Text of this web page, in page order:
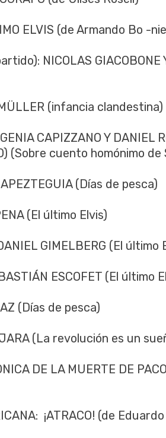
ELVIS (de Armando Bo -
NICOLAS GIACOBONE
(infancia clandestina)
CAPIZZANO Y DANIEL
(Sobre cuento homónimo de
(Días de pesca)
(El último Elvis)
GIMELBERG (El último
ESCOFET (El último
(Días de pesca)
(La revolución es un
DE LA MUERTE DE
¡ATRACO! (de